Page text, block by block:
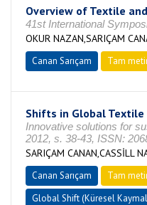
Overview of Textile
41st International
OKUR NAZAN,SARIÇAM
Canan Sarıçam Tam
Shifts in Global
Innovative solutions for
2012, s. 38-43, ISSN:
SARIÇAM CANAN,CASSİLL
Canan Sarıçam Tam
Global Shift (Küresel